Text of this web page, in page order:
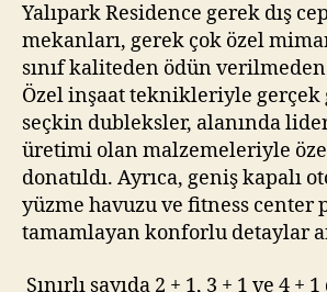
Yalıpark Residence gerek dış
mekanları, gerek çok özel
sınıf kaliteden ödün
Özel inşaat teknikleriyle gerçek
seçkin dubleksler, alanında
üretimi olan malzemeleriyle
donatıldı. Ayrıca, geniş kapalı
yüzme havuzu ve fitness center
tamamlayan konforlu detaylar
Sınırlı sayıda 2 + 1, 3 + 1 ve 4 +